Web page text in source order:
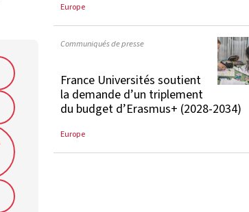
Europe
Communiqués de presse
France Universités soutient
la demande d’un triplement
du budget d’Erasmus+ (2028-2034)
Europe